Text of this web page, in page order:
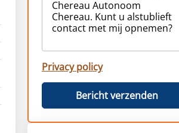
Privacy policy
Bericht verzenden